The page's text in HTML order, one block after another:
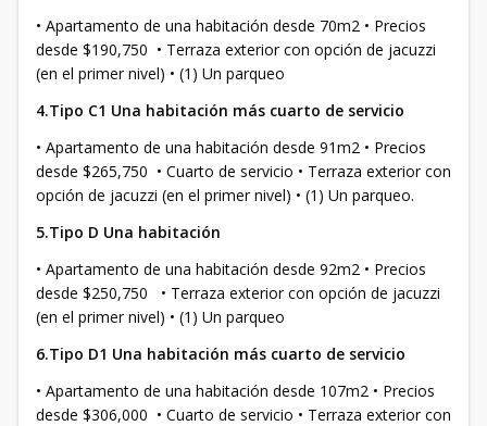
• Apartamento de una habitación desde 70m2 • Precios
desde $190,750 • Terraza exterior con opción de jacuzzi
(en el primer nivel) • (1) Un parqueo
4.Tipo C1 Una habitación más cuarto de servicio
• Apartamento de una habitación desde 91m2 • Precios
desde $265,750 • Cuarto de servicio • Terraza exterior con
opción de jacuzzi (en el primer nivel) • (1) Un parqueo.
5.Tipo D Una habitación
• Apartamento de una habitación desde 92m2 • Precios
desde $250,750 • Terraza exterior con opción de jacuzzi
(en el primer nivel) • (1) Un parqueo
6.Tipo D1 Una habitación más cuarto de servicio
• Apartamento de una habitación desde 107m2 • Precios
desde $306,000 • Cuarto de servicio • Terraza exterior con